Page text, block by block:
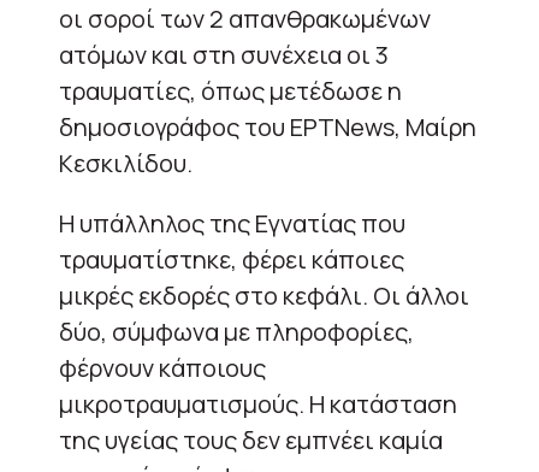
οι σοροί των 2 απανθρακωμένων
ατόμων και στη συνέχεια οι 3
τραυματίες, όπως μετέδωσε η
δημοσιογράφος του ΕΡΤNews, Μαίρη
Κεσκιλίδου.
Η υπάλληλος της Εγνατίας που
τραυματίστηκε, φέρει κάποιες
μικρές εκδορές στο κεφάλι. Οι άλλοι
δύο, σύμφωνα με πληροφορίες,
φέρνουν κάποιους
μικροτραυματισμούς. Η κατάσταση
της υγείας τους δεν εμπνέει καμία